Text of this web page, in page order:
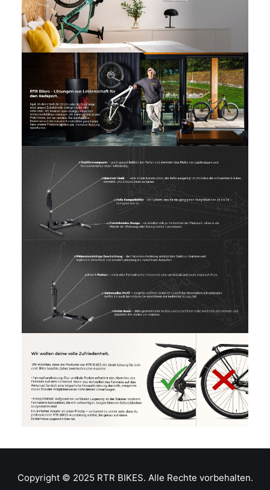
Copyright © 2025 RTR BIKES. Alle Rechte vorbehalten.